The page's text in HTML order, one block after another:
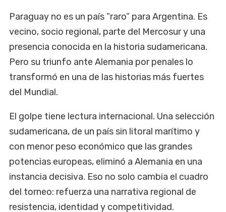
Paraguay no es un país “raro” para Argentina. Es
vecino, socio regional, parte del Mercosur y una
presencia conocida en la historia sudamericana.
Pero su triunfo ante Alemania por penales lo
transformó en una de las historias más fuertes
del Mundial.
El golpe tiene lectura internacional. Una selección
sudamericana, de un país sin litoral marítimo y
con menor peso económico que las grandes
potencias europeas, eliminó a Alemania en una
instancia decisiva. Eso no solo cambia el cuadro
del torneo: refuerza una narrativa regional de
resistencia, identidad y competitividad.